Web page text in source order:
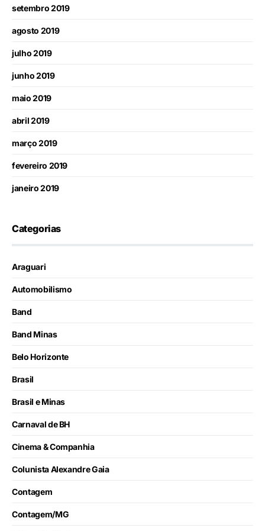
setembro 2019
agosto 2019
julho 2019
junho 2019
maio 2019
abril 2019
março 2019
fevereiro 2019
janeiro 2019
Categorias
Araguari
Automobilismo
Band
Band Minas
Belo Horizonte
Brasil
Brasil e Minas
Carnaval de BH
Cinema & Companhia
Colunista Alexandre Gaia
Contagem
Contagem/MG